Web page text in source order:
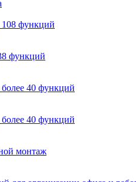
108 функций
функций
40 функций
40 функций
монтаж